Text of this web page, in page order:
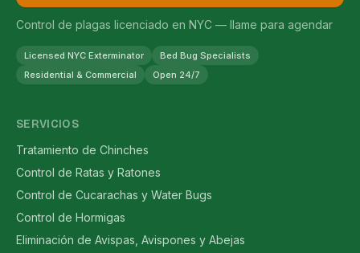
Control de plagas licenciado en NYC — llame para agendar
Licensed NYC Exterminator
Bed Bug Specialists
Residential & Commercial
Open 24/7
SERVICIOS
Tratamiento de Chinches
Control de Ratas y Ratones
Control de Cucarachas y Water Bugs
Control de Hormigas
Eliminación de Avispas, Avispones y Abejas